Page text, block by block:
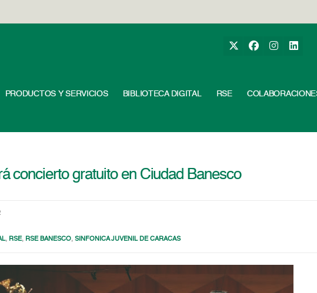
PRODUCTOS Y SERVICIOS BIBLIOTECA DIGITAL RSE
concierto gratuito en Ciudad Banesco
, RSE, RSE BANESCO,SINFONICA JUVENIL DE CARACAS